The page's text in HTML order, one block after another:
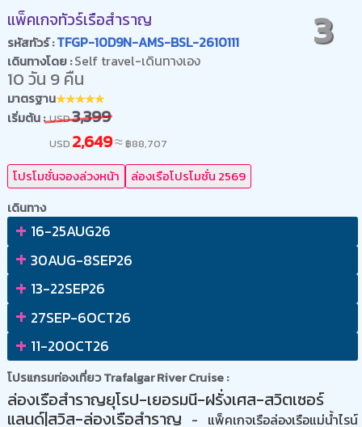
แพ็คเกจทัวร์เรือสำราญ
รหัสทัวร์ :TFGP-10D9N-AMS-BSL-2610111 3
เดินทางโดย :Self travel-เดินทางเอง
10 วัน 9 คืน
มาตรฐาน
เริ่มต้น : USD3,399
USD 2,649≈฿88,707
โปรโมชั่นจองล่วงหน้า
ล่องเรือโปรโมชั่น 2569
เดินทาง
+ 16-25AUG26
+ 30AUG-8SEP26
+ 13-22SEP26
+ 27SEP-6OCT26
+ 11-20OCT26
โปรแกรมท่องเที่ยว Trafalgar River Cruise :
ล่องเรือสำราญยุโรป-เยอรมนี-ฝรั่งเศส-สวิตเซอร์
แลนด์|สวิส-ล่องเรือสำราญ - แพ็คเกจเรือล่องเรือแม่น้ำไรน์